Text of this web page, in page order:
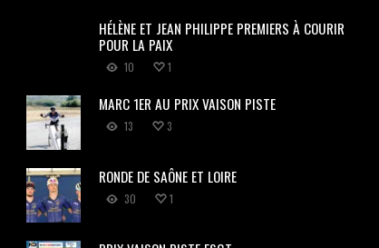
HÉLÈNE ET JEAN PHILIPPE PREMIERS À COURIR
POUR LA PAIX
10 1
MARC 1ER AU PRIX VAISON PISTE
13 3
RONDE DE SAÔNE ET LOIRE
30 1